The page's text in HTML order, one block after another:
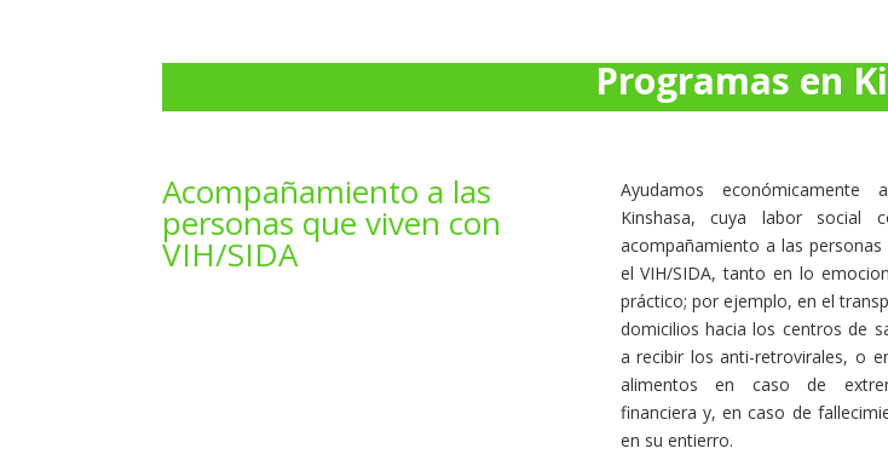
Programas en
Acompañamiento a las
personas que viven con
VIH/SIDA
Ayudamos
Kinshasa, cuya labor social
acompañamiento a las
el VIH/SIDA, tanto en lo
práctico; por ejemplo, en el
domicilios hacia los centros de
a recibir los anti-retrovirales, o
alimentos en caso de
financiera y, en caso de
en su entierro.